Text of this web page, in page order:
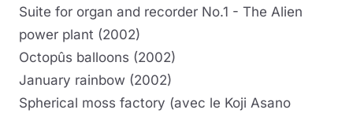
Suite for organ and recorder No.1 - The Alien
power plant (2002)
Octopûs balloons (2002)
January rainbow (2002)
Spherical moss factory (avec le Koji Asano